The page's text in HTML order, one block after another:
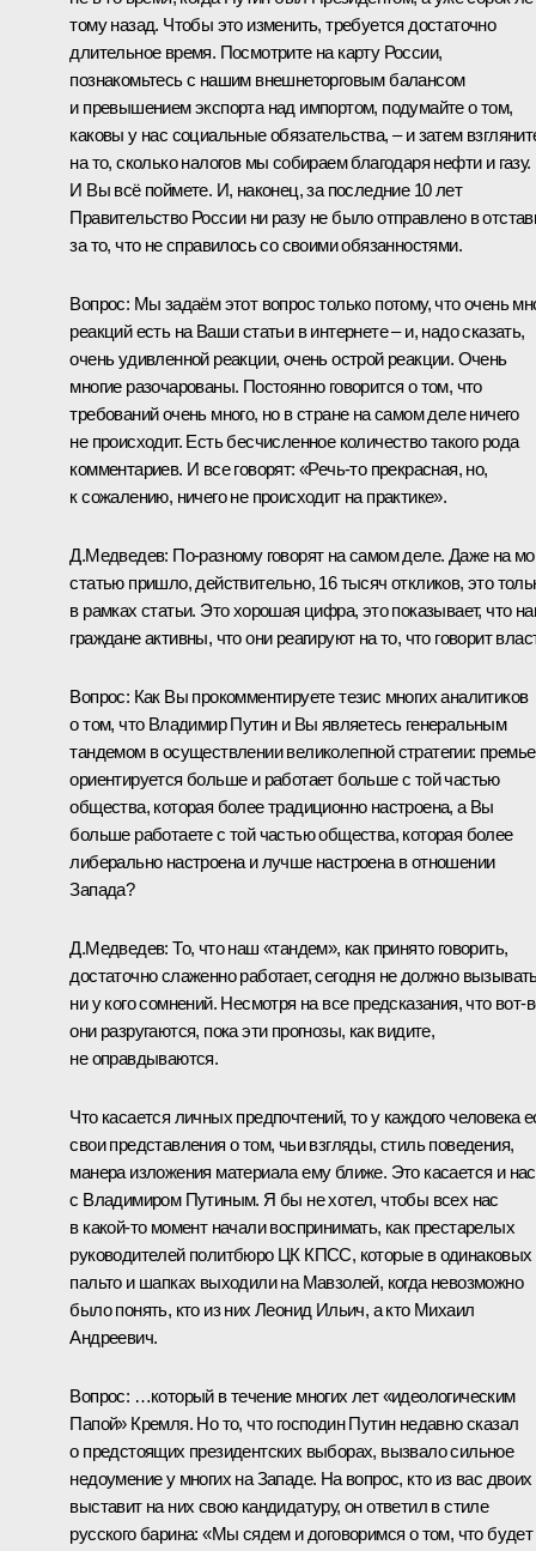
тому назад. Чтобы это изменить, требуется достаточно
длительное время. Посмотрите на карту России,
познакомьтесь с нашим внешнеторговым балансом
и превышением экспорта над импортом, подумайте о том,
каковы у нас социальные обязательства, – и затем
на то, сколько налогов мы собираем благодаря нефти и газу.
И Вы всё поймете. И, наконец, за последние 10 лет
Правительство России ни разу не было отправлено в
за то, что не справилось со своими обязанностями.
Вопрос: Мы задаём этот вопрос только потому, что очень
реакций есть на Ваши статьи в интернете – и, надо сказать,
очень удивленной реакции, очень острой реакции. Очень
многие разочарованы. Постоянно говорится о том, что
требований очень много, но в стране на самом деле ничего
не происходит. Есть бесчисленное количество такого рода
комментариев. И все говорят: «Речь‑то прекрасная, но,
к сожалению, ничего не происходит на практике».
Д.Медведев: По‑разному говорят на самом деле. Даже на
статью пришло, действительно, 16 тысяч откликов, это
в рамках статьи. Это хорошая цифра, это показывает, что
граждане активны, что они реагируют на то, что говорит
Вопрос: Как Вы прокомментируете тезис многих аналитиков
о том, что Владимир Путин и Вы являетесь генеральным
тандемом в осуществлении великолепной стратегии:
ориентируется больше и работает больше с той частью
общества, которая более традиционно настроена, а Вы
больше работаете с той частью общества, которая более
либерально настроена и лучше настроена в отношении
Запада?
Д.Медведев: То, что наш «тандем», как принято говорить,
достаточно слаженно работает, сегодня не должно
ни у кого сомнений. Несмотря на все предсказания, что вот-
они разругаются, пока эти прогнозы, как видите,
не оправдываются.
Что касается личных предпочтений, то у каждого человека
свои представления о том, чьи взгляды, стиль поведения,
манера изложения материала ему ближе. Это касается и нас
с Владимиром Путиным. Я бы не хотел, чтобы всех нас
в какой‑то момент начали воспринимать, как престарелых
руководителей политбюро ЦК КПСС, которые в одинаковых
пальто и шапках выходили на Мавзолей, когда невозможно
было понять, кто из них Леонид Ильич, а кто Михаил
Андреевич.
Вопрос: …который в течение многих лет «идеологическим
Папой» Кремля. Но то, что господин Путин недавно сказал
о предстоящих президентских выборах, вызвало сильное
недоумение у многих на Западе. На вопрос, кто из вас двоих
выставит на них свою кандидатуру, он ответил в стиле
русского барина: «Мы сядем и договоримся о том, что будет